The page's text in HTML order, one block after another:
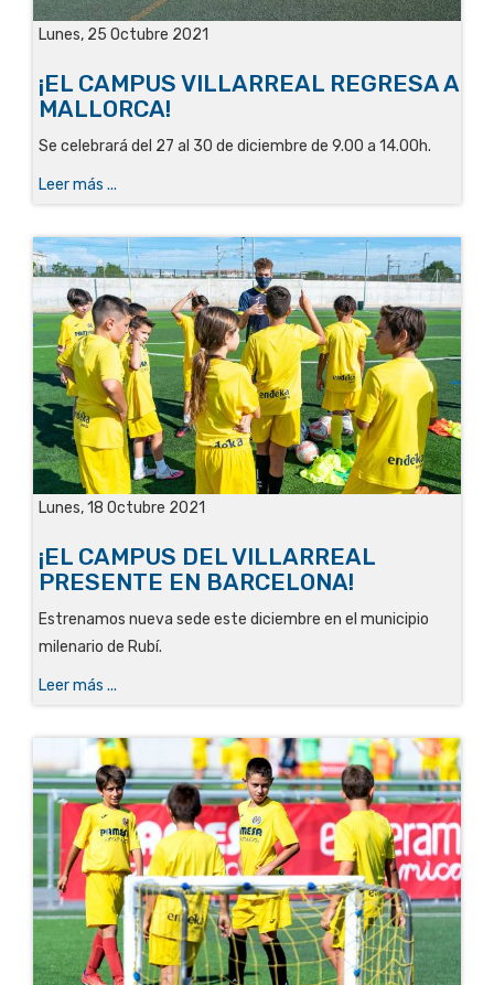
Lunes, 25 Octubre 2021
¡EL CAMPUS VILLARREAL REGRESA A
MALLORCA!
Se celebrará del 27 al 30 de diciembre de 9.00 a 14.00h.
Leer más ...
Lunes, 18 Octubre 2021
¡EL CAMPUS DEL VILLARREAL
PRESENTE EN BARCELONA!
Estrenamos nueva sede este diciembre en el municipio
milenario de Rubí.
Leer más ...